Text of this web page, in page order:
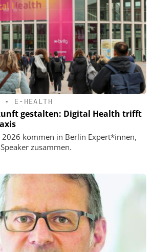
• E-HEALTH
gestalten: Digital Health trifft
kommen in Berlin Expert*innen,
zusammen.